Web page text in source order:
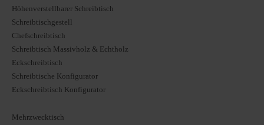
Höhenverstellbarer Schreibtisch
Schreibtischgestell
Chefschreibtisch
Schreibtisch Massivholz & Echtholz
Eckschreibtisch
Schreibtische Konfigurator
Eckschreibtisch Konfigurator
Mehrzwecktisch